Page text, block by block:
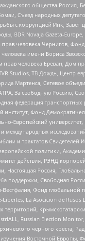
общества Россия,
Съезд народных
с коррупцией Инк, Завет
BDR Novaja Gazeta-Europe,
человека Чернигов,
имени Бориса
прав человека Ереван, Дом
Studios, ТВ Дождь, Центр
Мартенса, Сетевое
За свободную Россию,
федерация транспортных
институт, Фонд
Европейский университет,
международных
и трактатов Свидетелей
политики,
действия, РЭНД
Настоящая Россия,
поддержки, Свободная
Вестфалия, Фонд
Libertes, La Asocicion de Rusos
территорий,
Russian Election
черного креста,
Восточной Европы,